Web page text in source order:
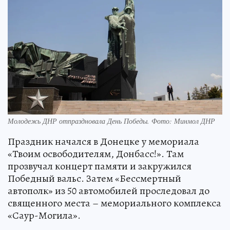
Молодежь ДНР отпраздновала День Победы. Фото: Минмол ДНР
Праздник начался в Донецке у мемориала
«Твоим освободителям, Донбасс!». Там
прозвучал концерт памяти и закружился
Победный вальс. Затем «Бессмертный
автополк» из 50 автомобилей проследовал до
священного места – мемориального комплекса
«Саур-Могила».